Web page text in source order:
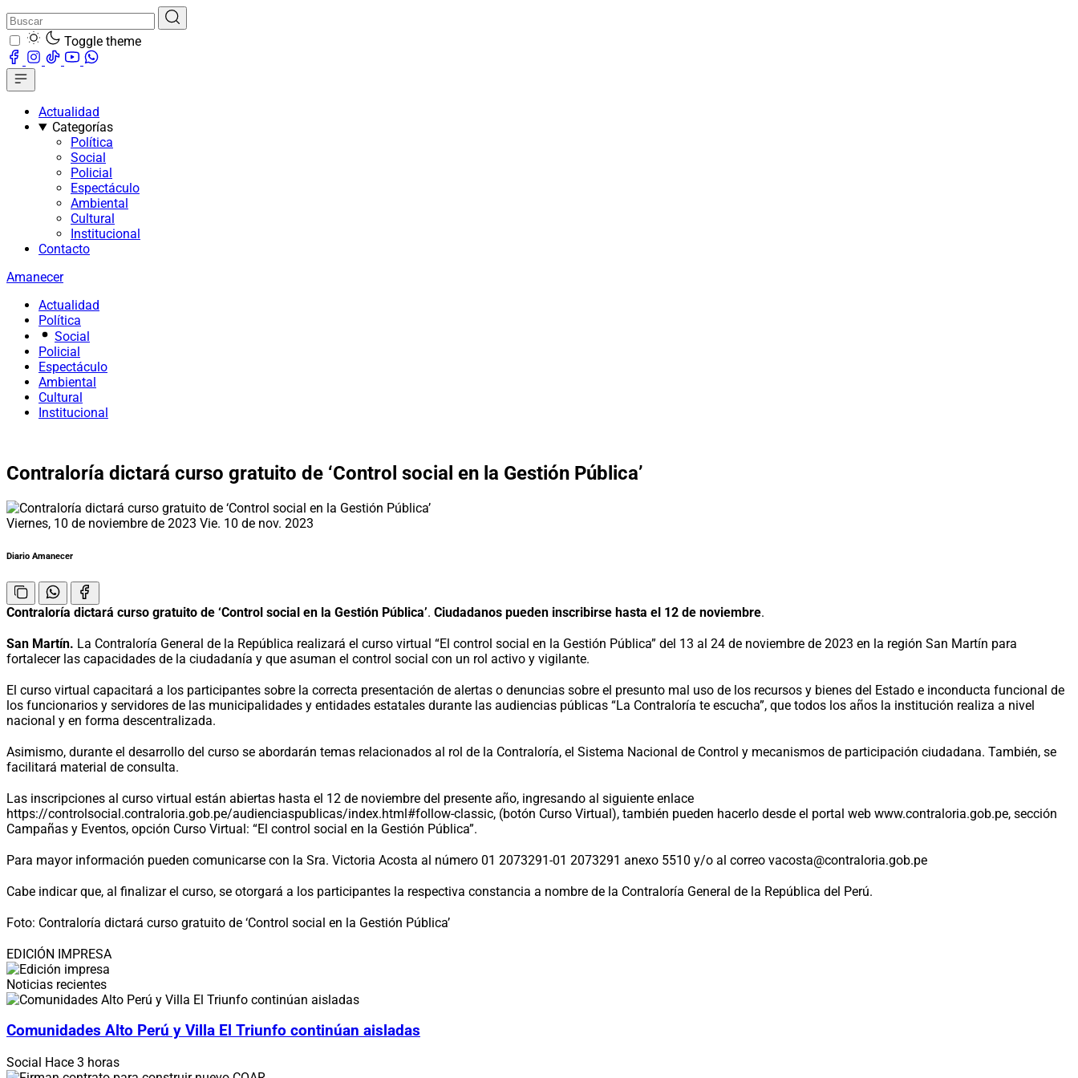
Toggle theme
Actualidad
Categorías
Política
Social
Policial
Espectáculo
Ambiental
Cultural
Institucional
Contacto
Amanecer
Actualidad
Política
Social
Policial
Espectáculo
Ambiental
Cultural
Institucional
Contraloría dictará curso gratuito de ‘Control social en la Gestión Pública’
Viernes, 10 de noviembre de 2023 Vie. 10 de nov. 2023
Diario Amanecer
Contraloría dictará curso gratuito de ‘Control social en la Gestión Pública’. Ciudadanos pueden inscribirse hasta el 12 de noviembre.
San Martín. La Contraloría General de la República realizará el curso virtual “El control social en la Gestión Pública” del 13 al 24 de noviembre de 2023 en la región San Martín para
fortalecer las capacidades de la ciudadanía y que asuman el control social con un rol activo y vigilante.
El curso virtual capacitará a los participantes sobre la correcta presentación de alertas o denuncias sobre el presunto mal uso de los recursos y bienes del Estado e inconducta funcional de
los funcionarios y servidores de las municipalidades y entidades estatales durante las audiencias públicas “La Contraloría te escucha”, que todos los años la institución realiza a nivel
nacional y en forma descentralizada.
Asimismo, durante el desarrollo del curso se abordarán temas relacionados al rol de la Contraloría, el Sistema Nacional de Control y mecanismos de participación ciudadana. También, se
facilitará material de consulta.
Las inscripciones al curso virtual están abiertas hasta el 12 de noviembre del presente año, ingresando al siguiente enlace
https://controlsocial.contraloria.gob.pe/audienciaspublicas/index.html#follow-classic, (botón Curso Virtual), también pueden hacerlo desde el portal web www.contraloria.gob.pe, sección
Campañas y Eventos, opción Curso Virtual: “El control social en la Gestión Pública”.
Para mayor información pueden comunicarse con la Sra. Victoria Acosta al número 01 2073291-01 2073291 anexo 5510 y/o al correo vacosta@contraloria.gob.pe
Cabe indicar que, al finalizar el curso, se otorgará a los participantes la respectiva constancia a nombre de la Contraloría General de la República del Perú.
Foto: Contraloría dictará curso gratuito de ‘Control social en la Gestión Pública’
EDICIÓN IMPRESA
Noticias recientes
Comunidades Alto Perú y Villa El Triunfo continúan aisladas
Social Hace 3 horas